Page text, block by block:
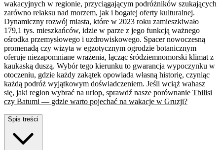
wakacyjnych w regionie, przyciągającym podróżników szukających
zarówno relaksu nad morzem, jak i bogatej oferty kulturalnej.
Dynamiczny rozwój miasta, które w 2023 roku zamieszkiwało
179,1 tys. mieszkańców, idzie w parze z jego funkcją ważnego
ośrodka przemysłowego i uzdrowiskowego. Spacer nowoczesną
promenadą czy wizyta w egzotycznym ogrodzie botanicznym
oferuje niezapomniane wrażenia, łącząc śródziemnomorski klimat z
kaukaską duszą. Wybór tego kierunku to gwarancja wypoczynku w
otoczeniu, gdzie każdy zakątek opowiada własną historię, czyniąc
każdą podróż wyjątkowym doświadczeniem. Jeśli wciąż wahasz
się, jaki region wybrać na urlop, sprawdź nasze porównanie Tbilisi
czy Batumi — gdzie warto pojechać na wakacje w Gruzji?
Spis treści